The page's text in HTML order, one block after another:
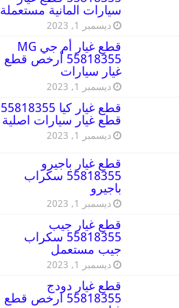
سيارات المانية مستعملة
ديسمبر 1, 2023
قطع غيار أم جي MG
55818355 أرخص قطع
غيار سيارات
ديسمبر 1, 2023
قطع غيار كيا 55818355
قطع غيار سيارات اصلية
ديسمبر 1, 2023
قطع غيار باجيرو
55818355 سكراب
باجيرو
ديسمبر 1, 2023
قطع غيار جيب
55818355 سكراب
جيب مستعمل
ديسمبر 1, 2023
قطع غيار دودج
55818355 ارخص قطع